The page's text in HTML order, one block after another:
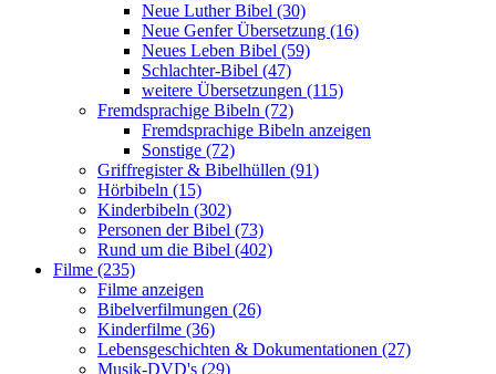
Neue Luther Bibel (30)
Neue Genfer Übersetzung (16)
Neues Leben Bibel (59)
Schlachter-Bibel (47)
weitere Übersetzungen (115)
Fremdsprachige Bibeln (72)
Fremdsprachige Bibeln anzeigen
Sonstige (72)
Griffregister & Bibelhüllen (91)
Hörbibeln (15)
Kinderbibeln (302)
Personen der Bibel (73)
Rund um die Bibel (402)
Filme (235)
Filme anzeigen
Bibelverfilmungen (26)
Kinderfilme (36)
Lebensgeschichten & Dokumentationen (27)
Musik-DVD's (29)